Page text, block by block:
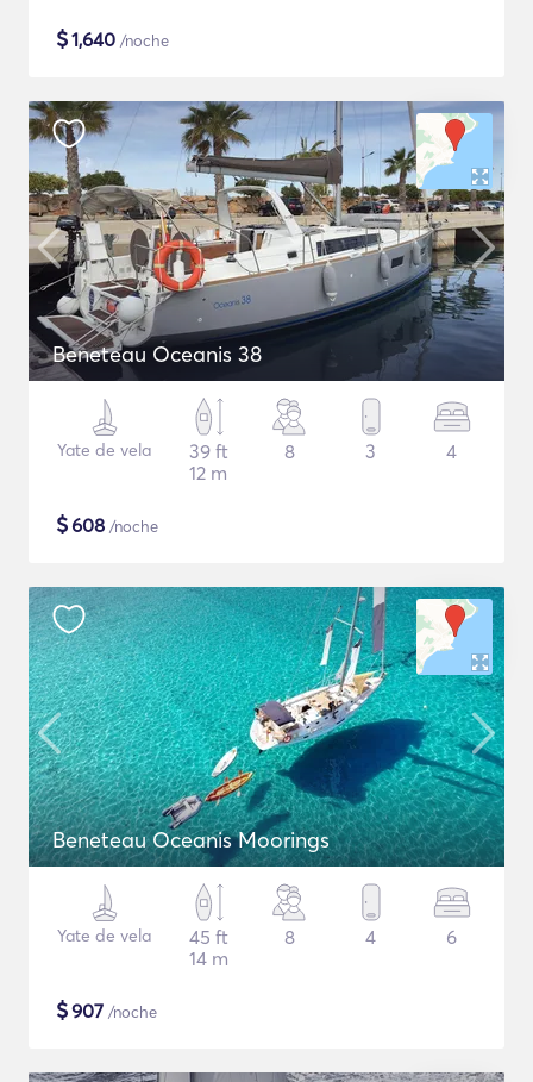
$1,640 /noche
Beneteau Oceanis 38
Yate de vela
39 ft
12 m
8 3 4
$608 /noche
Beneteau Oceanis Moorings
Yate de vela
45 ft
14 m
8 4 6
$907 /noche